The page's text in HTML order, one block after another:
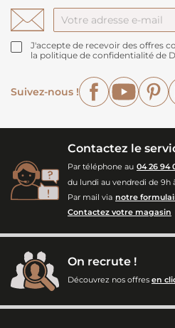
J'accepte de recevoir des offres
la politique de confidentialité de
Suivez-nous !
Facebook
Contactez le
Par téléphone au 04 26 94
du lundi au vendredi de 9h
Par mail via notre
Contactez votre magasin
On recrute !
Découvrez nos offres en